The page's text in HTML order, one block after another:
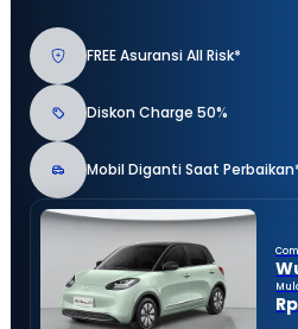
FREE Asuransi All Risk*
Diskon Charge 50%
Mobil Diganti Saat